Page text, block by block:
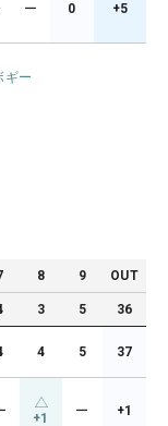
ー 0 +5
ギー
8 9 OUT
3 5 36
4 5 37
+1 ー +1